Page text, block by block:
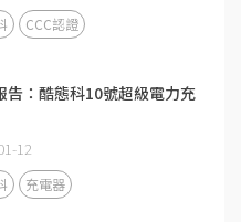
CCC認證
告：酷態科10號超級電力充
12
充電器